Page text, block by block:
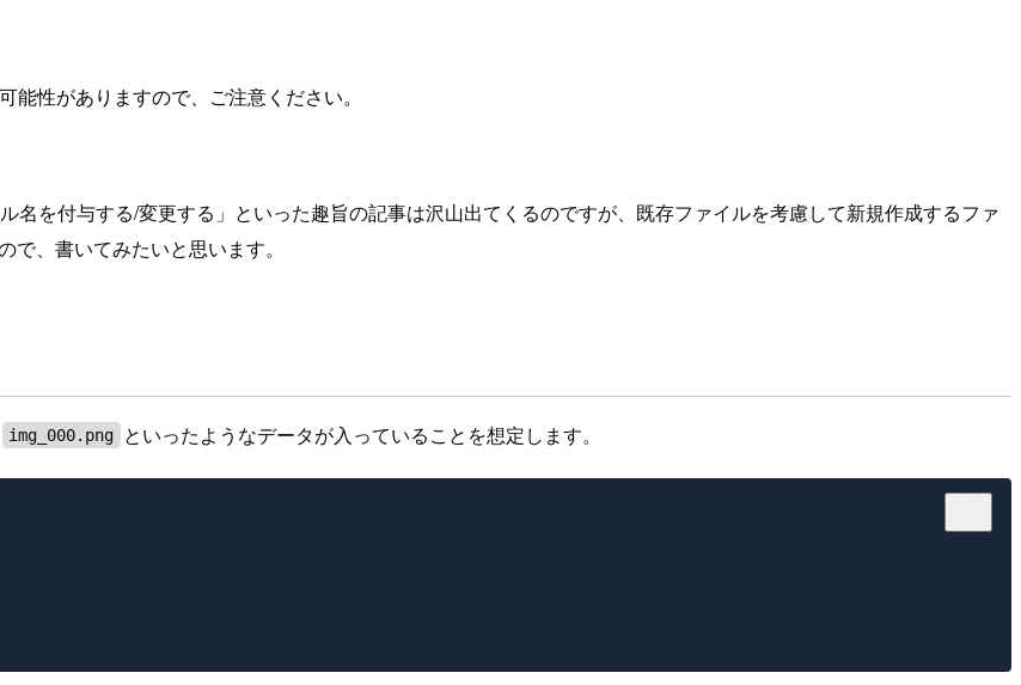
性がありますので、ご注意ください。
を付与する/変更する」といった趣旨の記事は沢山出てくるのですが、既存ファイルを考慮して新規作成するファ
、書いてみたいと思います。
img_000.png といったようなデータが入っていることを想定します。